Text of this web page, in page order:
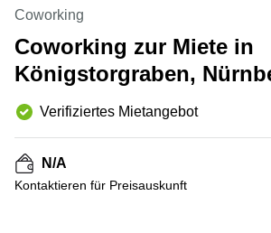
Düsseldorf
Büro
mieten
Köln
Büro
Büro
mieten
Berlin
Kienberger
Allee 4
Berlin
Schönefeld
Speditionstraße
Coworking
Coworking zur Miete in
Königstorgraben,
Verifiziertes Mietangebot
N/A
Kontaktieren für Preisauskunft